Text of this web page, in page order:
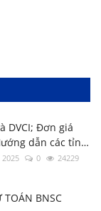
DVCI; Đơn giá
dẫn các tỉnh
2025 0 24229
BNSC
BNSC